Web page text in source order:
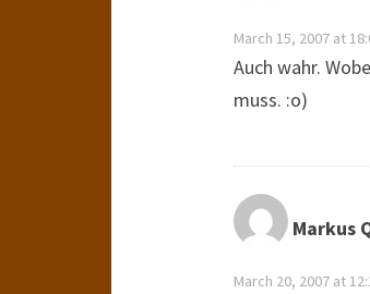
March 15, 2007 at
Auch wahr.
muss. :o)
Markus
March 20, 2007 at